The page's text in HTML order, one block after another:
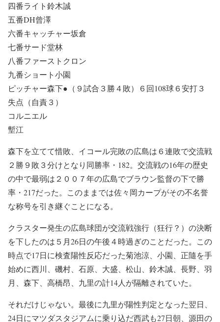
四番ライト鈴木誠
五番DH曾澤
六番キャッチャー坂倉
七番サード堂林
八番ファーストクロン
九番ショート小園
ピッチャー森下●（９試合３勝４敗）６回108球６安打３
失点（自責３）
コルニエル
塹江
森下を立てて惜敗、イコール完敗の広島は６連敗で交流戦
２勝９敗３分けとなり同勝率・182。交流戦の16年の歴史
の中で最弱は２００７年の広島でブラウン監督の下で勝
率・217だった。このままでは佐々岡カープがその不名誉
な称号を引き継ぐことになる。
クラスター発生の広島球団が交流戦強行（狂行？）の決断
を下したのは５月26日の午後４時過ぎのことだった。この
時点で17日に検査陽性反応だった菊池涼、小園、正隨を手
始めに西川、磯村、石原、大盛、松山、鈴木誠、長野、羽
月、森下、高橋昂、九里の計14人が隔離されていた。
それだけじゃない。最後に九里が陽性判定となった翌日、
24日にマツダスタジアムに乗り込だ西武も27日朝、源田の